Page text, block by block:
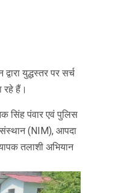
युद्धस्तर पर सर्च
रहे हैं।
सिंह पंवार एवं पुलिस
संस्थान (NIM), आपदा
तलाशी अभियान